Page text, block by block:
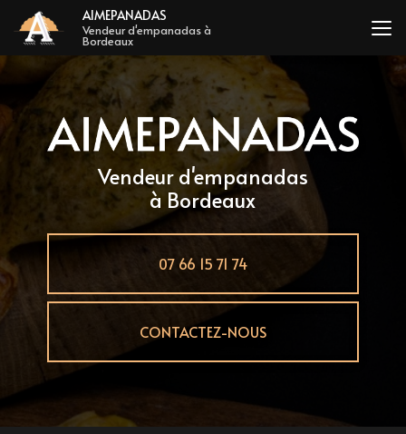
au
contenu
principal
AIMEPANADAS
Vendeur d'empanadas à
Bordeaux
Vendeur d'empanadas
à Bordeaux
07 66 15 71 74
CONTACTEZ-NOUS